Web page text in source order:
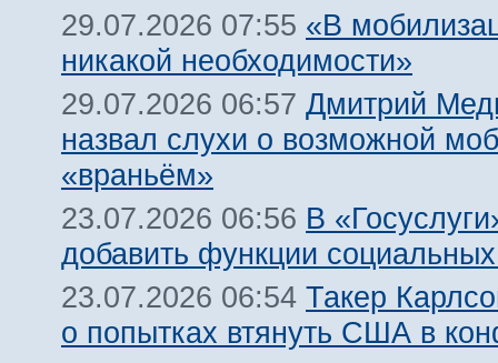
29.07.2026 07:55 «В
никакой необходимости»
29.07.2026 06:57 Дмитрий
назвал слухи о возможной
«враньём»
23.07.2026 06:56 В
добавить функции
23.07.2026 06:54 Такер
о попытках втянуть США в